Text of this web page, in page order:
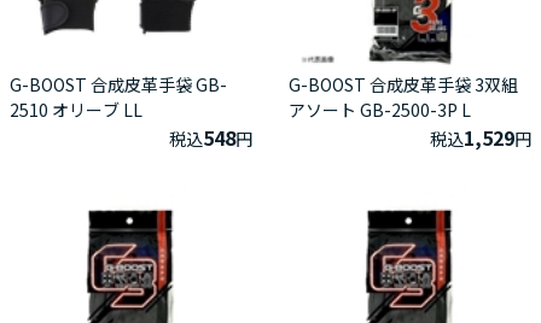
G-BOOST 合成皮革手袋 GB-
2510 オリーブ LL
税込548円
G-BОOST 合成皮革手袋 3双組
アソート GB-2500-3P L
税込1,529円